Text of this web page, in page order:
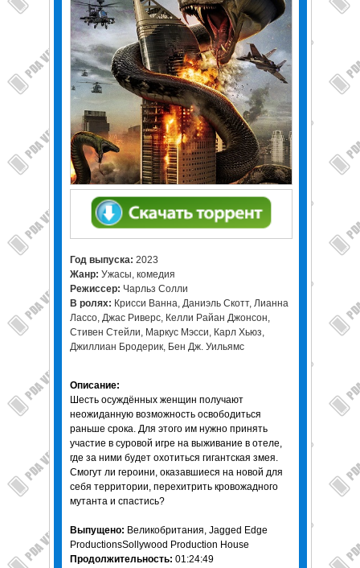
Год выпуска: 2023
Жанр: Ужасы, комедия
Режиссер: Чарльз Солли
В ролях: Крисси Ванна, Даниэль Скотт, Лианна
Лассо, Джас Риверс, Келли Райан Джонсон,
Стивен Стейли, Маркус Мэсси, Карл Хьюз,
Джиллиан Бродерик, Бен Дж. Уильямс
Описание:
Шесть осуждённых женщин получают
неожиданную возможность освободиться
раньше срока. Для этого им нужно принять
участие в суровой игре на выживание в отеле,
где за ними будет охотиться гигантская змея.
Смогут ли героини, оказавшиеся на новой для
себя территории, перехитрить кровожадного
мутанта и спастись?
Выпущено: Великобритания, Jagged Edge
ProductionsSollywood Production House
Продолжительность: 01:24:49